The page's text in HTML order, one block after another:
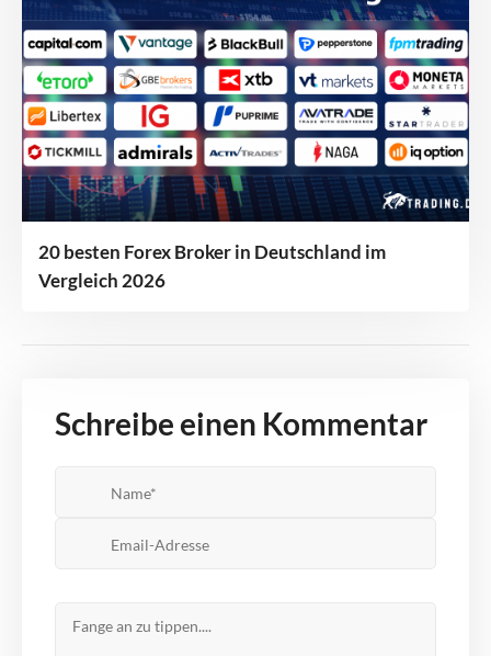
​​20 besten Forex Broker in Deutschland im
Vergleich 2026
Schreibe einen Kommentar